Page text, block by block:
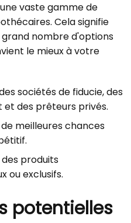
vaste gamme de
Cela signifie
nombre d'options
le mieux à votre
sociétés de fiducie, des
des prêteurs privés.
meilleures chances
produits
ou exclusifs.
potentielles